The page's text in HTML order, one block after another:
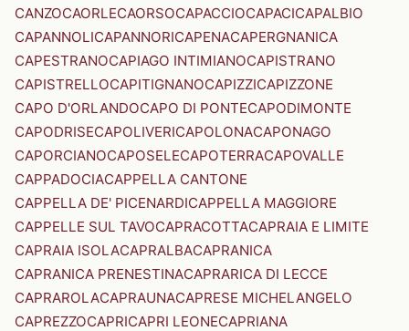
CANZOCAORLECAORSOCAPACCIOCAPACICAPALBIO
CAPANNOLICAPANNORICAPENACAPERGNANICA
CAPESTRANOCAPIAGO INTIMIANOCAPISTRANO
CAPISTRELLOCAPITIGNANOCAPIZZICAPIZZONE
CAPO D'ORLANDOCAPO DI PONTECAPODIMONTE
CAPODRISECAPOLIVERICAPOLONACAPONAGO
CAPORCIANOCAPOSELECAPOTERRACAPOVALLE
CAPPADOCIACAPPELLA CANTONE
CAPPELLA DE' PICENARDICAPPELLA MAGGIORE
CAPPELLE SUL TAVOCAPRACOTTACAPRAIA E LIMITE
CAPRAIA ISOLACAPRALBACAPRANICA
CAPRANICA PRENESTINACAPRARICA DI LECCE
CAPRAROLACAPRAUNACAPRESE MICHELANGELO
CAPREZZOCAPRICAPRI LEONECAPRIANA